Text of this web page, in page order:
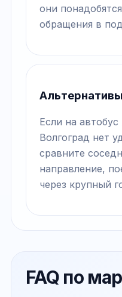
они
обращения в
Альтернативы
Если на
Волгоград нет
сравните
направление,
через крупный
FAQ по